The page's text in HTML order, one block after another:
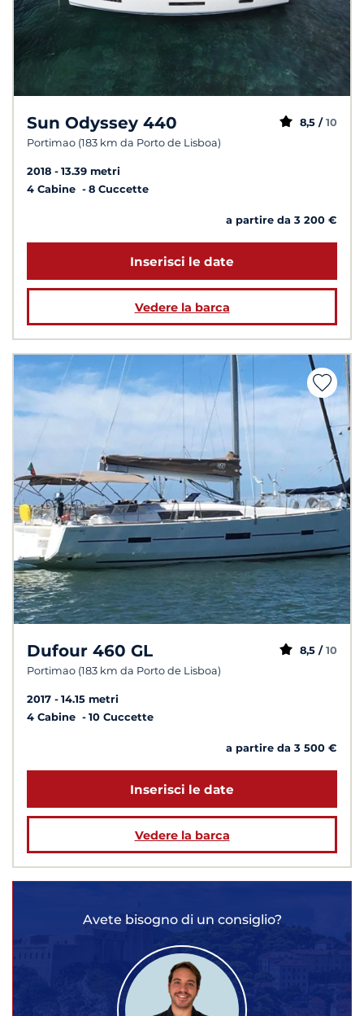
Sun Odyssey 440
Portimao (183 km da Porto de Lisboa)
8,5 / 10
2018
13.39 metri
4 Cabine
8 Cuccette
a partire da 3 200 €
Inserisci le date
Vedere la barca
Dufour 460 GL
Portimao (183 km da Porto de Lisboa)
8,5 / 10
2017
14.15 metri
4 Cabine
10 Cuccette
a partire da 3 500 €
Inserisci le date
Vedere la barca
Avete bisogno di un consiglio?